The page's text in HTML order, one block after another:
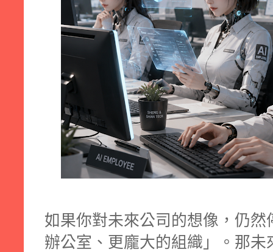
如果你對未來公司的想像，仍
辦公室、更龐大的組織」。那未